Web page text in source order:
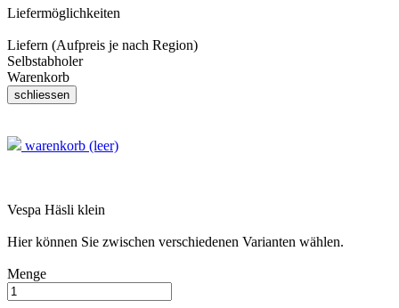
Liefermöglichkeiten
Liefern (Aufpreis je nach Region)
Selbstabholer
Warenkorb
warenkorb (leer)
Vespa Häsli klein
Hier können Sie zwischen verschiedenen Varianten wählen.
Menge